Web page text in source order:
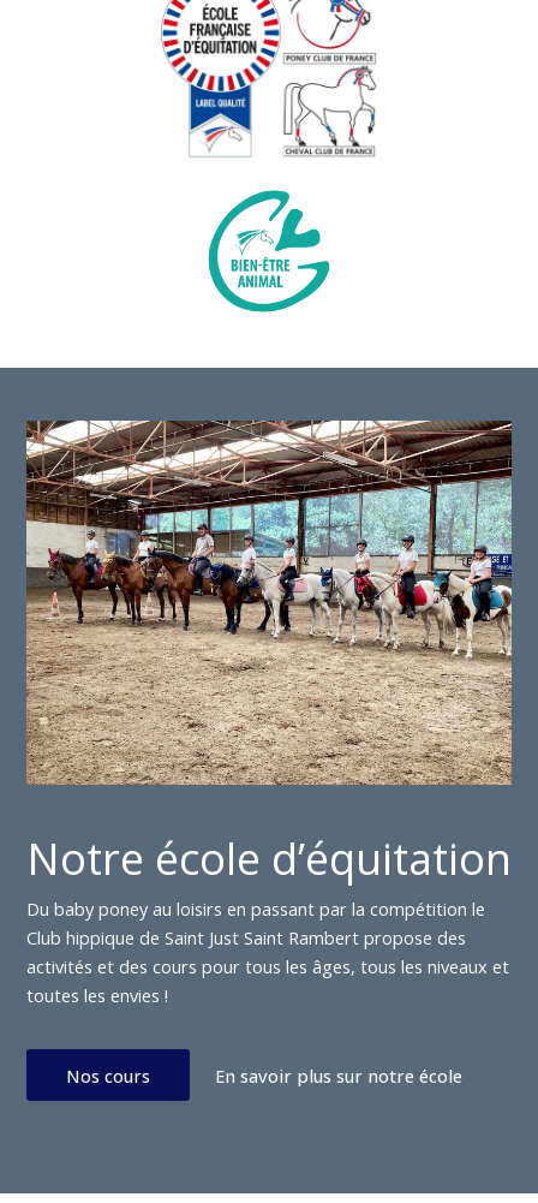
Notre école d’équitation
Du baby poney au loisirs en passant par la compétition le
Club hippique de Saint Just Saint Rambert propose des
activités et des cours pour tous les âges, tous les niveaux et
toutes les envies !
Nos cours En savoir plus sur notre école